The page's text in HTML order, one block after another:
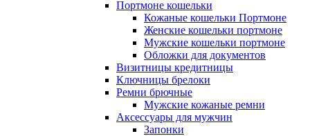
Портмоне кошельки
Кожаные кошельки Портмоне
Женские кошельки портмоне
Мужские кошельки портмоне
Обложки для документов
Визитницы кредитницы
Ключницы брелоки
Ремни брючные
Мужские кожаные ремни
Аксессуары для мужчин
Запонки